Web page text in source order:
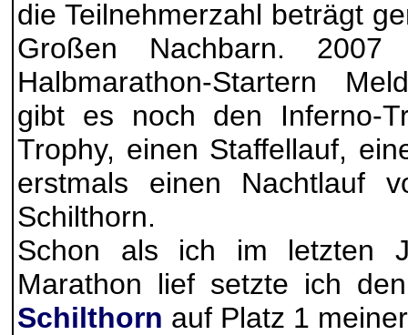
die Teilnehmerzahl beträgt
Großen Nachbarn.
Halbmarathon-Startern
gibt es noch den Inferno-
Trophy, einen Staffellauf,
erstmals einen Nachtlauf
Schilthorn.
Schon als ich im letzten
Marathon lief setzte ich
Schilthorn auf Platz 1